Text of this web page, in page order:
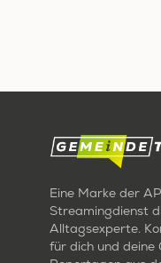
Eine Marke der
Streamingdienst
Alltagsexperte.
für dich und deine